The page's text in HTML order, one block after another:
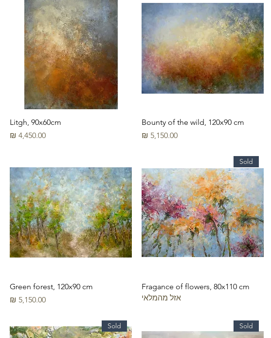
Bounty of the wild, 120x90 cm
מחיר
Litgh, 90x60cm
מחיר
Sold
Fragance of flowers, 80x110 cm
אזל מהמלאי
Green forest, 120x90 cm
מחיר
Sold
Sold